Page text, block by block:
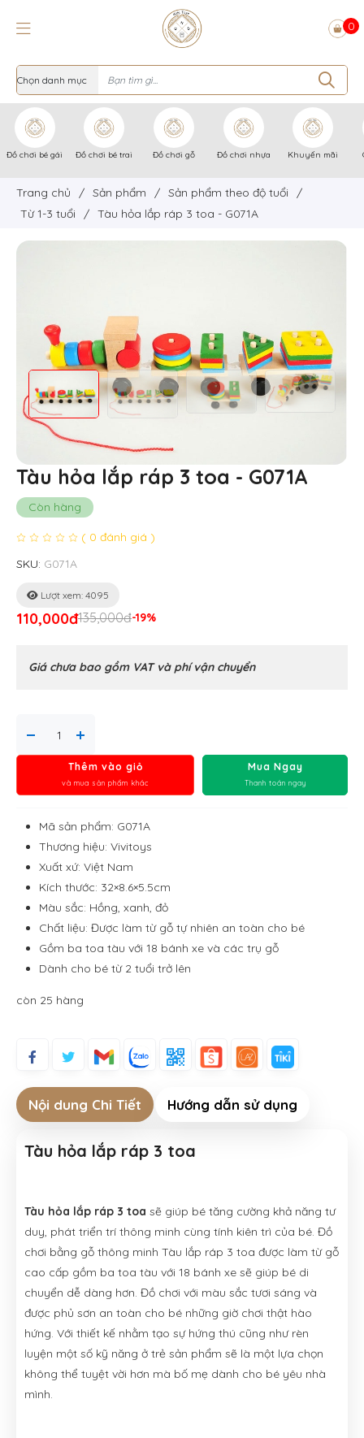
0
Đồ chơi bé gái Đồ chơi bé trai Đồ chơi gỗ Đồ chơi nhựa Khuyến mãi
Trang chủ / Sản phẩm / Sản phẩm theo độ tuổi
/
Từ 1-3 tuổi
/ Tàu hỏa lắp ráp 3 toa - G071A
Tàu hỏa lắp ráp 3 toa - G071A
Còn hàng
( 0 đánh giá )
SKU: G071A
Lượt xem: 4095
110,000đ135,000đ-19%
Giá chưa bao gồm VAT và phí vận chuyển
Thêm vào giỏ
và mua sản phẩm khác
Mua Ngay
Thanh toán ngay
Mã sản phẩm: G071A
Thương hiệu: Vivitoys
Xuất xứ: Việt Nam
Kích thước: 32×8.6×5.5cm
Màu sắc: Hồng, xanh, đỏ
Chất liệu: Được làm từ gỗ tự nhiên an toàn cho bé
Gồm ba toa tàu với 18 bánh xe và các trụ gỗ
Dành cho bé từ 2 tuổi trở lên
còn 25 hàng
Nội dung Chi Tiết Hướng dẫn sử dụng
Tàu hỏa lắp ráp 3 toa
Tàu hỏa lắp ráp 3 toa sẽ giúp bé tăng cường khả năng tư
duy, phát triển trí thông minh cùng tính kiên trì của bé. Đồ
chơi bằng gỗ thông minh Tàu lắp ráp 3 toa được làm từ gỗ
cao cấp gồm ba toa tàu với 18 bánh xe sẽ giúp bé di
chuyển dễ dàng hơn. Đồ chơi với màu sắc tươi sáng và
được phủ sơn an toàn cho bé những giờ chơi thật hào
hứng. Với thiết kế nhằm tạo sự hứng thú cũng như rèn
luyện một số kỹ năng ở trẻ sản phẩm sẽ là một lựa chọn
không thể tuyệt vời hơn mà bố mẹ dành cho bé yêu nhà
mình.